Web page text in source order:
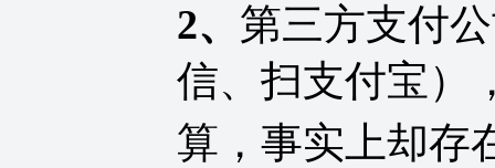
2、 第三方支付
信、扫支付宝）
算，事实上却存